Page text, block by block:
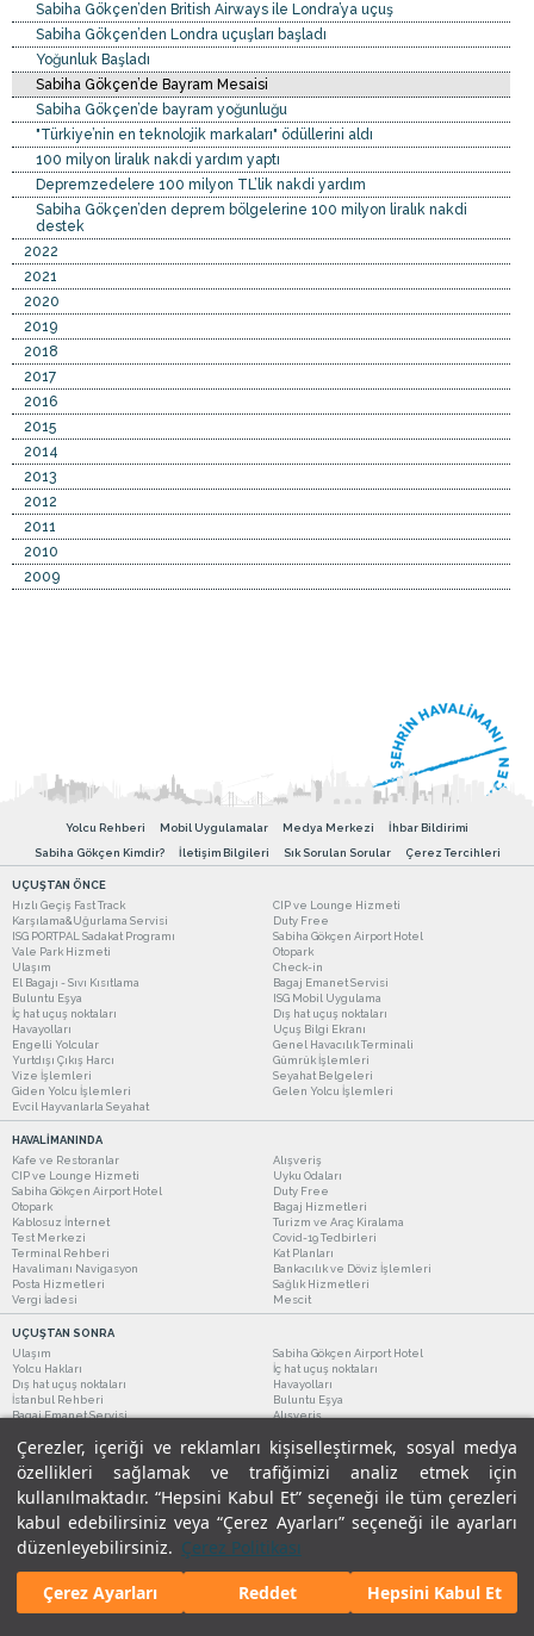
Çerezler, içeriği ve reklamları kişiselleştirmek, sosyal medya
özellikleri sağlamak ve trafiğimizi analiz etmek için
kullanılmaktadır. “Hepsini Kabul Et” seçeneği ile tüm çerezleri
kabul edebilirsiniz veya “Çerez Ayarları” seçeneği ile ayarları
düzenleyebilirsiniz. Çerez Politikası
Çerez Ayarları
Reddet Hepsini Kabul Et
Sabiha Gökçen’den British Airways ile Londra’ya uçuş
Sabiha Gökçen’den Londra uçuşları başladı
Yoğunluk Başladı
Sabiha Gökçen’de Bayram Mesaisi
Sabiha Gökçen’de bayram yoğunluğu
"Türkiye’nin en teknolojik markaları" ödüllerini aldı
100 milyon liralık nakdi yardım yaptı
Depremzedelere 100 milyon TL’lik nakdi yardım
Sabiha Gökçen’den deprem bölgelerine 100 milyon liralık nakdi
destek
2022
2021
2020
2019
2018
2017
2016
2015
2014
2013
2012
2011
2010
2009
Yolcu Rehberi Mobil Uygulamalar Medya Merkezi
İhbar Bildirimi
Sabiha Gökçen Kimdir?
İletişim Bilgileri Sık Sorulan Sorular Çerez Tercihleri
UÇUŞTAN ÖNCE
Hızlı Geçiş Fast Track
CIP ve Lounge Hizmeti
Karşılama&Uğurlama Servisi
Duty Free
ISG PORTPAL Sadakat Programı
Sabiha Gökçen Airport Hotel
Vale Park Hizmeti
Otopark
Ulaşım
Check-in
El Bagajı - Sıvı Kısıtlama
Bagaj Emanet Servisi
Buluntu Eşya
ISG Mobil Uygulama
İç hat uçuş noktaları
Dış hat uçuş noktaları
Havayolları
Uçuş Bilgi Ekranı
Engelli Yolcular
Genel Havacılık Terminali
Yurtdışı Çıkış Harcı
Gümrük İşlemleri
Vize İşlemleri
Seyahat Belgeleri
Giden Yolcu İşlemleri
Gelen Yolcu İşlemleri
Evcil Hayvanlarla Seyahat
HAVALİMANINDA
Kafe ve Restoranlar
Alışveriş
CIP ve Lounge Hizmeti
Uyku Odaları
Sabiha Gökçen Airport Hotel
Duty Free
Otopark
Bagaj Hizmetleri
Kablosuz İnternet
Turizm ve Araç Kiralama
Test Merkezi
Covid-19 Tedbirleri
Terminal Rehberi
Kat Planları
Havalimanı Navigasyon
Bankacılık ve Döviz İşlemleri
Posta Hizmetleri
Sağlık Hizmetleri
Vergi İadesi
Mescit
UÇUŞTAN SONRA
Ulaşım
Sabiha Gökçen Airport Hotel
Yolcu Hakları
İç hat uçuş noktaları
Dış hat uçuş noktaları
Havayolları
İstanbul Rehberi
Buluntu Eşya
Bagaj Emanet Servisi
Alışveriş
Yasal Uyarılar Çerez Politikamız Gizlilik Taahhüdümüz |